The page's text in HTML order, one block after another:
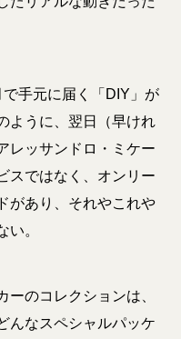
手元に届く「DIY」が
ように、翌日（早けれ
レッサンドロ・ミケー
スではなく、オンリー
があり、それやこれや
い。
ーのコレクションは、
んなスペシャルパッケ